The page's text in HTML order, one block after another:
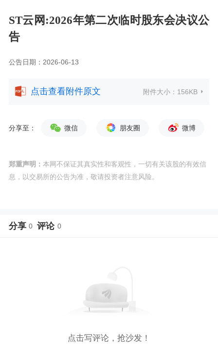
ST云网:2026年第二次临时股东会决议公
告
公告日期：2026-06-13
点击查看附件原文 附件大小： 156KB
分享至： 微信 朋友圈 微博
郑重声明： 本网不保证其真实性和客观性，一切有关该股的有效信
息，以交易所的公告为准，敬请投资者注意风险。
分享 0 评论 0
点击写评论，抢沙发！